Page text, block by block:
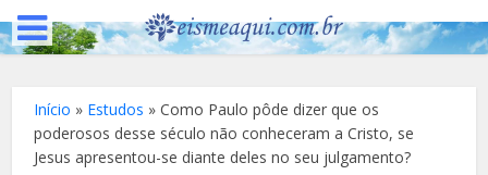
Início » Estudos »Como Paulo pôde dizer que os
poderosos desse século não conheceram a Cristo, se
Jesus apresentou-se diante deles no seu julgamento?